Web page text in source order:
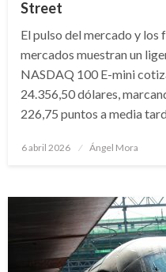
Street
El pulso del mercado y
mercados muestran un
NASDAQ 100 E-mini
24.356,50 dólares,
226,75 puntos a media
Publicado
6 abril 2026 Ángel Mora